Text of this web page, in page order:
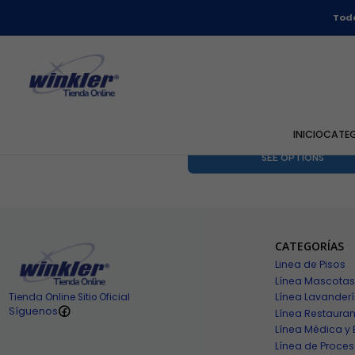
INICIO
Paño Microfibra
SEE OPTIONS
Tienda Online Sitio Oficial
Síguenos
CATEGORÍAS
Linea de Pisos
Línea Mascotas
Línea
Línea
Línea Médica y
Línea de